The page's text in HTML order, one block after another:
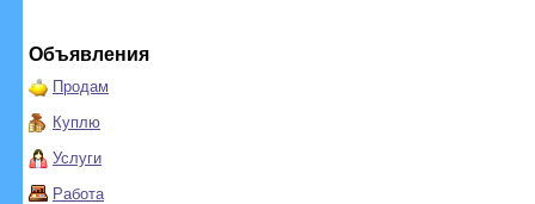
Объявления
Продам
Куплю
Услуги
Работа